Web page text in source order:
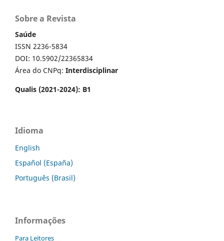
Sobre a Revista
Saúde
ISSN 2236-5834
DOI: 10.5902/22365834
Área do CNPq: Interdisciplinar
Qualis (2021-2024): B1
Idioma
English
Español (España)
Português (Brasil)
Informações
Para Leitores